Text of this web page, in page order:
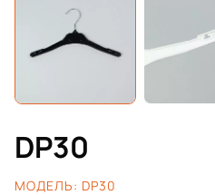
DP30
МОДЕЛЬ: DP30